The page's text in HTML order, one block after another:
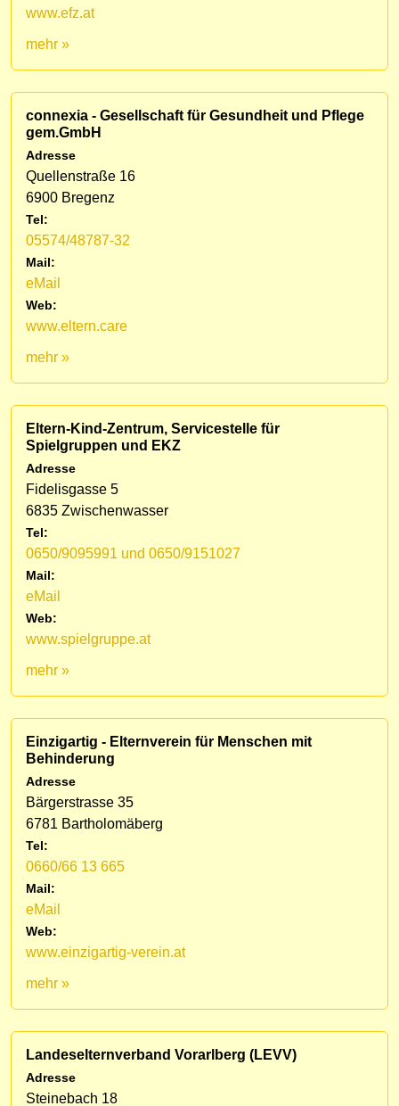
www.efz.at
mehr »
connexia - Gesellschaft für Gesundheit und Pflege
gem.GmbH
Adresse
Quellenstraße 16
6900 Bregenz
Tel:
05574/48787-32
Mail:
eMail
Web:
www.eltern.care
mehr »
Eltern-Kind-Zentrum, Servicestelle für
Spielgruppen und EKZ
Adresse
Fidelisgasse 5
6835 Zwischenwasser
Tel:
0650/9095991 und 0650/9151027
Mail:
eMail
Web:
www.spielgruppe.at
mehr »
Einzigartig - Elternverein für Menschen mit
Behinderung
Adresse
Bärgerstrasse 35
6781 Bartholomäberg
Tel:
0660/66 13 665
Mail:
eMail
Web:
www.einzigartig-verein.at
mehr »
Landeselternverband Vorarlberg (LEVV)
Adresse
Steinebach 18